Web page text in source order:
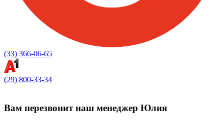
(33) 366-06-65
(29) 800-33-34
Вам перезвонитнаш менеджер Юлия